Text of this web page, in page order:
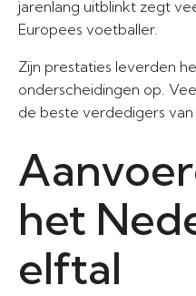
jarenlang uitblinkt zegt
Europees voetballer.
Zijn prestaties leverden
onderscheidingen op.
de beste verdedigers
het
elftal